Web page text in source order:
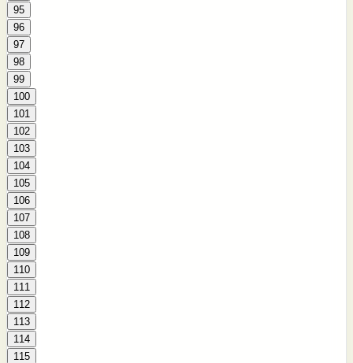
95
96
97
98
99
100
101
102
103
104
105
106
107
108
109
110
111
112
113
114
115